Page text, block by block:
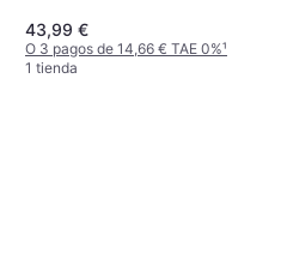
43,99 €
O 3 pagos de 14,66 € TAE 0%¹
1 tienda